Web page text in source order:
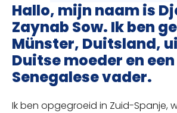
Hallo, mijn naam is
Zaynab Sow. Ik ben
Münster, Duitsland,
Duitse moeder en een
Senegalese vader.
Ik ben opgegroeid in Zuid-Spanje,